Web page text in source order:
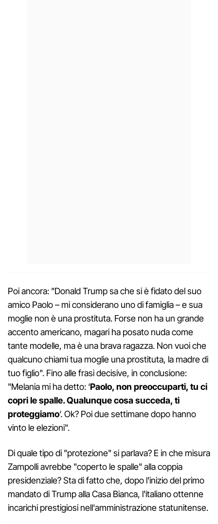
Poi ancora: "Donald Trump sa che si è fidato del suo
amico Paolo – mi considerano uno di famiglia – e sua
moglie non è una prostituta. Forse non ha un grande
accento americano, magari ha posato nuda come
tante modelle, ma è una brava ragazza. Non vuoi che
qualcuno chiami tua moglie una prostituta, la madre di
tuo figlio". Fino alle frasi decisive, in conclusione:
"Melania mi ha detto: ‘Paolo, non preoccuparti, tu ci
copri le spalle. Qualunque cosa succeda, ti
proteggiamo‘. Ok? Poi due settimane dopo hanno
vinto le elezioni".
Di quale tipo di "protezione" si parlava? E in che misura
Zampolli avrebbe "coperto le spalle" alla coppia
presidenziale? Sta di fatto che, dopo l'inizio del primo
mandato di Trump alla Casa Bianca, l'italiano ottenne
incarichi prestigiosi nell'amministrazione statunitense.